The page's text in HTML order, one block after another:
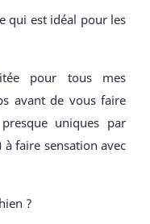
qui est idéal pour les
pour tous mes
avant de vous faire
uniques par
faire sensation avec
?